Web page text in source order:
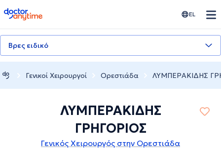
doctoranytime EL
Βρες ειδικό
Γενικοί Χειρουργοί Ορεστιάδα ΛΥΜΠΕΡΑΚΙΔΗΣ
ΛΥΜΠΕΡΑΚΙΔΗΣ
ΓΡΗΓΟΡΙΟΣ
Γενικός Χειρουργός στην Ορεστιάδα